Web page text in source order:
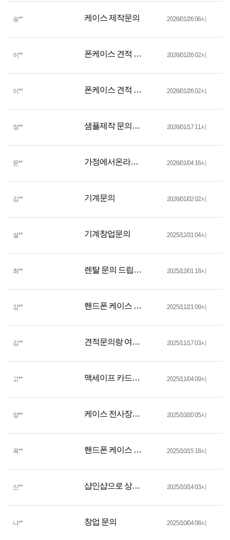
송** 케이스 제작문의 2026/01/26 06시
이 ** 폰케이스 견적 문의드립니다 2026/01/26 02시
이 ** 폰케이스 견적 문의드립니다 2026/01/26 02시
정** 샘플제작 문의드려요 2026/01/17 11시
문** 가정에서온라인판매 2026/01/04 16시
김** 기계문의 2026/01/02 02시
설** 기계창업문의 2025/12/31 04시
최** 렌탈 문의 드립니다 2025/12/01 18시
강** 핸드폰 케이스 제작 창업문의 2025/11/21 09시
김** 견적문의랑 여라가지 문의 2025/11/17 03시
고** 맥세이프 카드지갑 사출 2025/11/04 09시
양** 케이스 전사장비 문의드립니다. 2025/10/20 05시
옥** 핸드폰 케이스 도/소매업 창업예정입니다 2025/10/15 18시
신** 샵인샵으로 상담하고 싶어요 2025/10/14 03시
나** 창업 문의 2025/10/04 08시